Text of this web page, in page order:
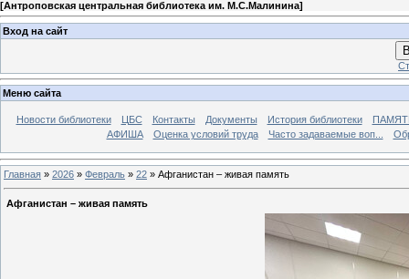
[Антроповская центральная библиотека им. М.С.Малинина]
Вход на сайт
Меню сайта
Новости библиотеки ЦБС Контакты Документы История библиотеки
АФИША
Оценка условий труда Часто задаваемые воп...
Главная » 2026 » Февраль » 22 » Афганистан – живая память
Афганистан – живая память